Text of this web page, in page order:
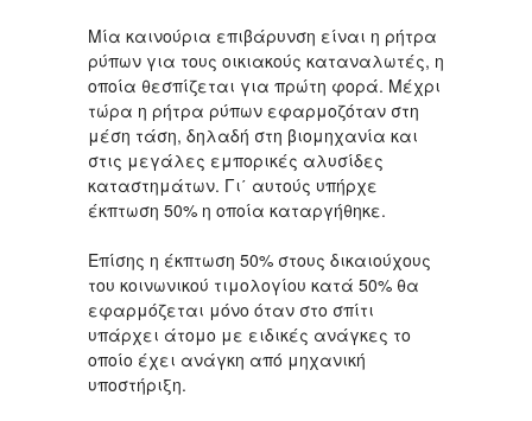
Μία καινούρια επιβάρυνση είναι η ρήτρα
ρύπων για τους οικιακούς καταναλωτές, η
οποία θεσπίζεται για πρώτη φορά. Μέχρι
τώρα η ρήτρα ρύπων εφαρμοζόταν στη
μέση τάση, δηλαδή στη βιομηχανία και
στις μεγάλες εμπορικές αλυσίδες
καταστημάτων. Γι΄ αυτούς υπήρχε
έκπτωση 50% η οποία καταργήθηκε.
Επίσης η έκπτωση 50% στους δικαιούχους
του κοινωνικού τιμολογίου κατά 50% θα
εφαρμόζεται μόνο όταν στο σπίτι
υπάρχει άτομο με ειδικές ανάγκες το
οποίο έχει ανάγκη από μηχανική
υποστήριξη.